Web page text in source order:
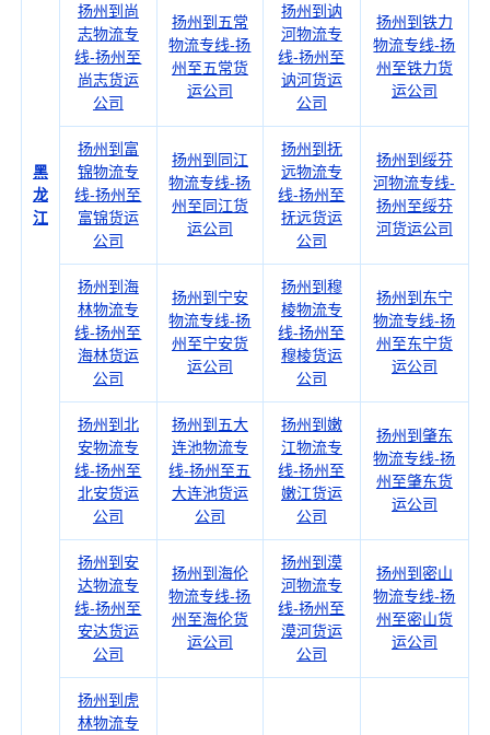
黑
龙
江
扬州到尚
志物流专
线-扬州至
尚志货运
公司
扬州到五常
物流专线-扬
州至五常货
运公司
扬州到讷
河物流专
线-扬州至
讷河货运
公司
扬州到铁力
物流专线-扬
州至铁力货
运公司
扬州到富
锦物流专
线-扬州至
富锦货运
公司
扬州到同江
物流专线-扬
州至同江货
运公司
扬州到抚
远物流专
线-扬州至
抚远货运
公司
扬州到绥芬
河物流专线-
扬州至绥芬
河货运公司
扬州到海
林物流专
线-扬州至
海林货运
公司
扬州到宁安
物流专线-扬
州至宁安货
运公司
扬州到穆
棱物流专
线-扬州至
穆棱货运
公司
扬州到东宁
物流专线-扬
州至东宁货
运公司
扬州到北
安物流专
线-扬州至
北安货运
公司
扬州到五大
连池物流专
线-扬州至五
大连池货运
公司
扬州到嫩
江物流专
线-扬州至
嫩江货运
公司
扬州到肇东
物流专线-扬
州至肇东货
运公司
扬州到安
达物流专
线-扬州至
安达货运
公司
扬州到海伦
物流专线-扬
州至海伦货
运公司
扬州到漠
河物流专
线-扬州至
漠河货运
公司
扬州到密山
物流专线-扬
州至密山货
运公司
扬州到虎
林物流专